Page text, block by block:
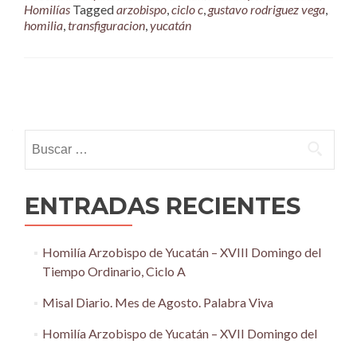
Homilías Taggedarzobispo,ciclo c, gustavo rodriguez vega,
homilia,transfiguracion,yucatán
navigation
ENTRADAS RECIENTES
Homilía Arzobispo de Yucatán – XVIII Domingo del
Tiempo Ordinario, Ciclo A
Misal Diario. Mes de Agosto. Palabra Viva
Homilía Arzobispo de Yucatán – XVII Domingo del